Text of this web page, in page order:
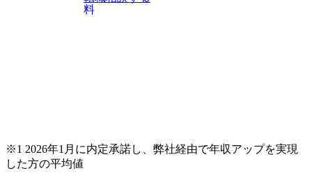
択(IT戦略策定、ITガバナンス
構築、ITPMOなど) ・AI・ク
料
※1 2026年1月に内定承諾し、弊社経由で年収アップを実現
した方の平均値